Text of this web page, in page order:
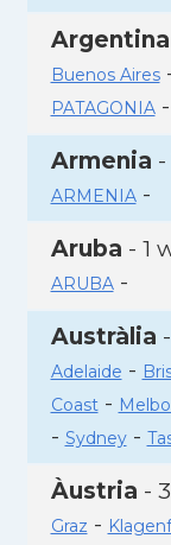
Argentina
Buenos Aires
PATAGONIA-
Armenia
ARMENIA-
Aruba - 1
ARUBA-
Austràlia
Adelaide -
Coast-
- Sydney-
Àustria -
Graz -